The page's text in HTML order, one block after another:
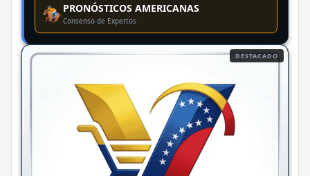
🏇PRONÓSTICOS AMERICANAS
Consenso de Expertos
DESTACADO